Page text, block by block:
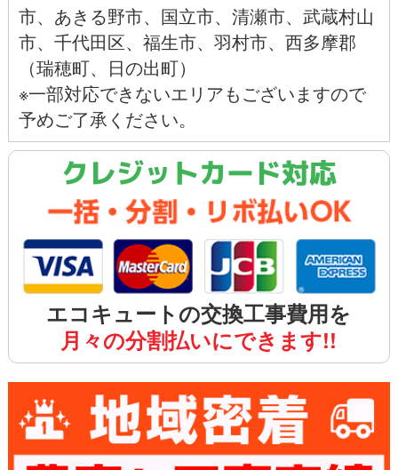
市、 あきる野市、 国立市、 清瀬市、 武蔵村山
市、 千代田区、 福生市、 羽村市、西多摩郡
（瑞穂町、日の出町）
※一部対応できないエリアもございますので
予めご了承ください。
クレジットカード対応
エコキュートの交換工事費用を
月々の分割払いにできます!!